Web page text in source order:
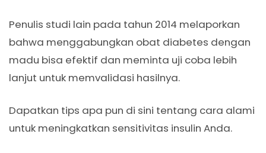
Penulis studi lain pada tahun 2014 melaporkan
bahwa menggabungkan obat diabetes dengan
madu bisa efektif dan meminta uji coba lebih
lanjut untuk memvalidasi hasilnya.
Dapatkan tips apa pun di sini tentang cara alami
untuk meningkatkan sensitivitas insulin Anda.